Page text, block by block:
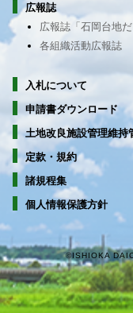
広報誌
広報誌「石岡台地だ
各組織活動広報誌
入札について
申請書ダウンロード
土地改良施設管理維持
定款・規約
諸規程集
個人情報保護方針
©ISHIOKA